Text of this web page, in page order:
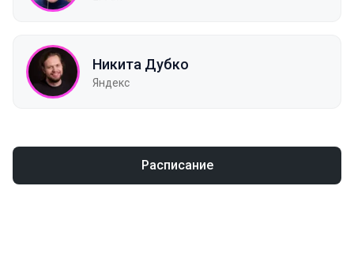
Никита Дубко
Яндекс
Расписание